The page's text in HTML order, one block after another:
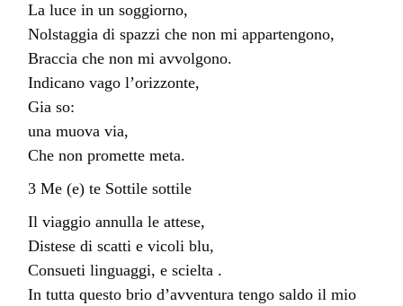
La luce in un soggiorno,
Nolstaggia di spazzi che non mi appartengono,
Braccia che non mi avvolgono.
Indicano vago l’orizzonte,
Gia so:
una muova via,
Che non promette meta.
3 Me (e) te Sottile sottile
Il viaggio annulla le attese,
Distese di scatti e vicoli blu,
Consueti linguaggi, e scielta .
In tutta questo brio d’avventura tengo saldo il mio